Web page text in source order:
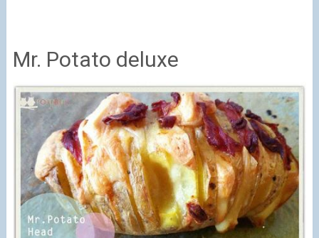
Mr. Potato deluxe